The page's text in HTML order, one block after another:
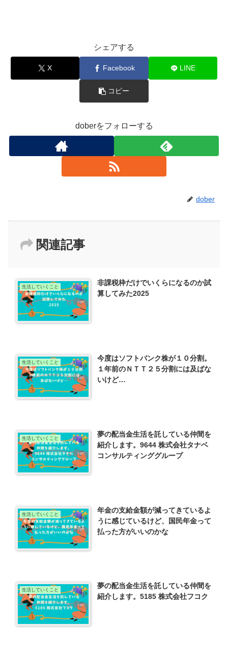
シェアする
X Facebook LINE
コピー
doberをフォローする
dober
関連記事
生活していくこと
非課税枠だけでいくらになるのか試
算してみた2025
生活していくこと
今度はソフトバンク株が１０分割。
１年前のＮＴＴ２５分割には及ばな
いけど…
生活していくこと
夢の配当金生活を託している仲間を
紹介します。9644 株式会社タナベ
コンサルティンググループ
生活していくこと
年金の支給金額が減ってきているよ
うに感じているけど、国民年金って
払った方がいいのかな
生活していくこと
夢の配当金生活を託している仲間を
紹介します。5185 株式会社フコク